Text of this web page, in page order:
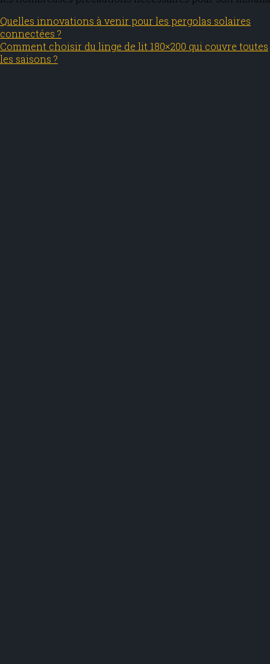
Quelles innovations à venir pour les pergolas solaires
connectées ?
Comment choisir du linge de lit 180×200 qui couvre toutes
les saisons ?